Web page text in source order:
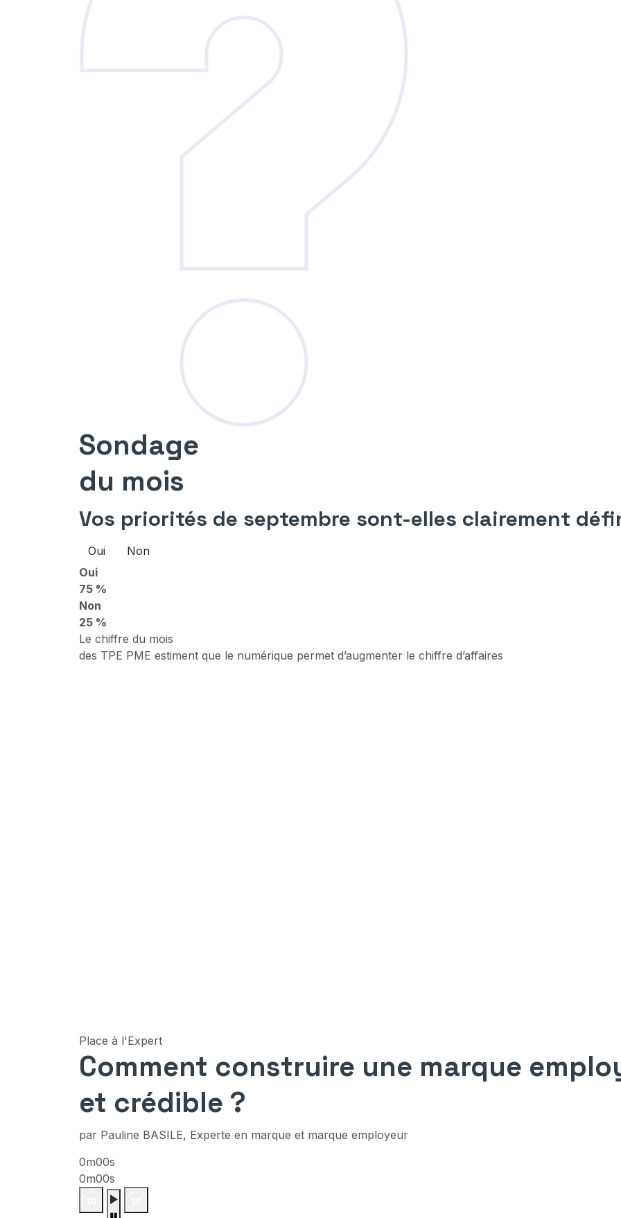
Sondage
du mois
Vos priorités de septembre sont-elles clairement
Oui
Non
Oui
75 %
Non
25 %
Le chiffre du mois
des TPE PME estiment que le numérique permet d’augmenter le chiffre d’affaires
Place à l'Expert
Comment construire une marque
et crédible ?
par Pauline BASILE, Experte en marque et marque employeur
0m00s
0m00s